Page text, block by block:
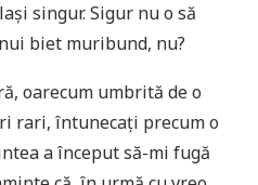
singur. Sigur nu o să
biet muribund, nu?
oarecum umbrită de o
rari, întunecați precum o
a început să-mi fugă